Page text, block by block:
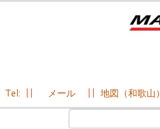
Tel: メール 地図（和歌山）